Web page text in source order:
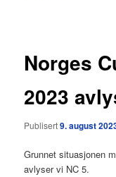
Norges
2023
Publisert9. august
Grunnet situasjonen
avlyser vi NC 5.